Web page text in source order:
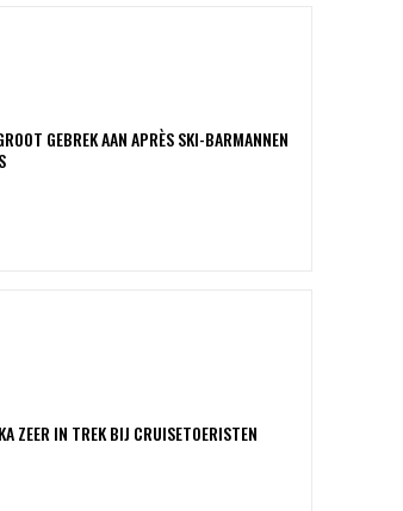
GEBREK AAN APRÈS SKI-BARMANNEN
ZEER IN TREK BIJ CRUISETOERISTEN